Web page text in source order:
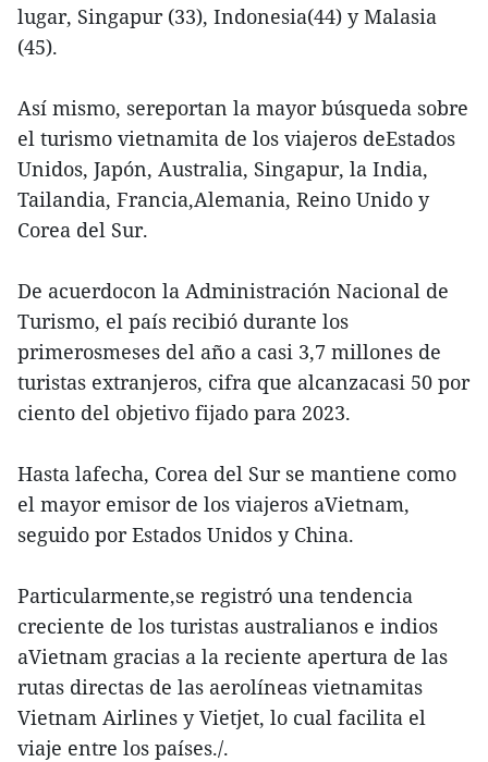
lugar, Singapur (33), Indonesia(44) y Malasia
(45).
Así mismo, sereportan la mayor búsqueda sobre
el turismo vietnamita de los viajeros deEstados
Unidos, Japón, Australia, Singapur, la India,
Tailandia, Francia,Alemania, Reino Unido y
Corea del Sur.
De acuerdocon la Administración Nacional de
Turismo, el país recibió durante los
primerosmeses del año a casi 3,7 millones de
turistas extranjeros, cifra que alcanzacasi 50 por
ciento del objetivo fijado para 2023.
Hasta lafecha, Corea del Sur se mantiene como
el mayor emisor de los viajeros aVietnam,
seguido por Estados Unidos y China.
Particularmente,se registró una tendencia
creciente de los turistas australianos e indios
aVietnam gracias a la reciente apertura de las
rutas directas de las aerolíneas vietnamitas
Vietnam Airlines y Vietjet, lo cual facilita el
viaje entre los países./.